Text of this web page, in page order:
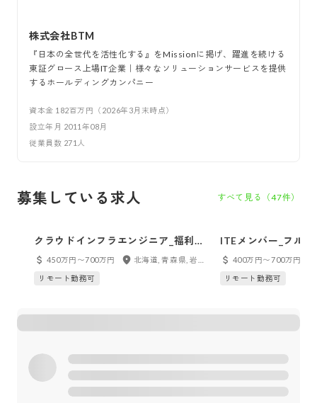
株式会社BTM
『日本の全世代を活性化する』をMissionに掲げ、躍進を続ける
東証グロース上場IT企業｜様々なソリューションサービスを提供
するホールディングカンパニー
資本金 182百万円（2026年3月末時点）
設立年月 2011年08月
従業員数 271 人
募集している求人 すべて見る（47件）
クラウドインフラエンジニア_福利厚
生_自社サービス
450万円〜700万円
リモート勤務可
ITEメンバー_フル
ルリモート/前給保
経験が積める！完
400万円〜700万円
リモート勤務可